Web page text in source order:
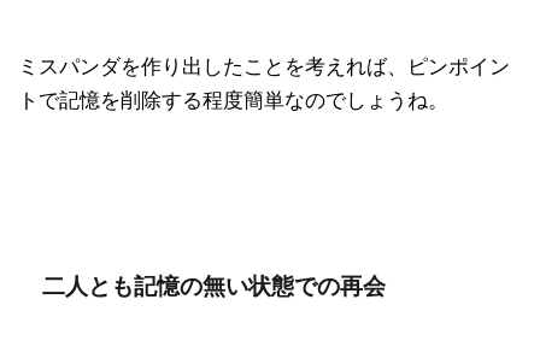
ミスパンダを作り出したことを考えれば、ピンポイン
トで記憶を削除する程度簡単なのでしょうね。
二人とも記憶の無い状態での再会